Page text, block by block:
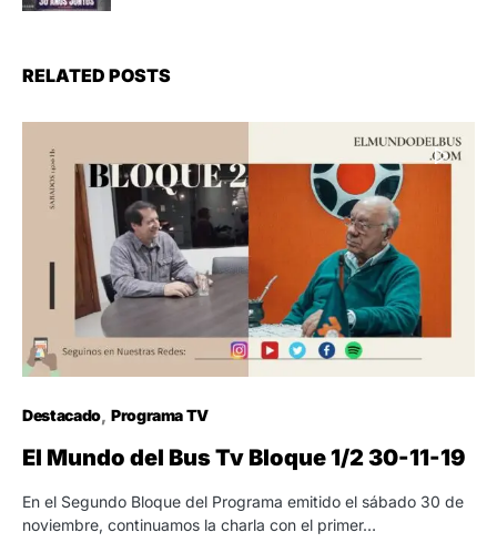
RELATED POSTS
Destacado Programa TV
El Mundo del Bus Tv Bloque 1/2 30-11-19
En el Segundo Bloque del Programa emitido el sábado 30 de
noviembre, continuamos la charla con el primer…